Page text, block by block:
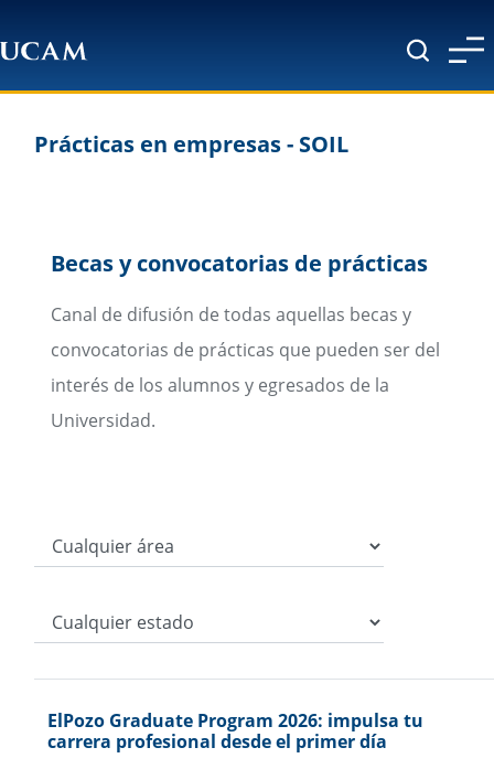
Prácticas en empresas - SOIL
Becas y convocatorias de prácticas
Canal de difusión de todas aquellas becas y
convocatorias de prácticas que pueden ser del
interés de los alumnos y egresados de la
Universidad.
ElPozo Graduate Program 2026: impulsa tu
carrera profesional desde el primer día